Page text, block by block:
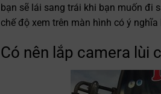
bạn sẽ lái sang trái khi bạn muốn đi
chế độ xem trên màn hình có ý nghĩa
Có nên lắp camera lùi